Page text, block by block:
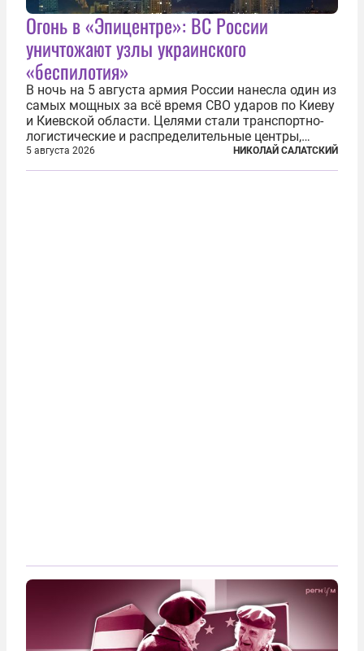
Огонь в «Эпицентре»: ВС России
уничтожают узлы украинского
«беспилотия»
В ночь на 5 августа армия России нанесла один из
самых мощных за всё время СВО ударов по Киеву
и Киевской области. Целями стали транспортно-
логистические и распределительные центры,
которые ВСУ использовали для хранения и
доставки вооружений и грузов военного
5 августа 2026 НИКОЛАЙ САЛАТСКИЙ